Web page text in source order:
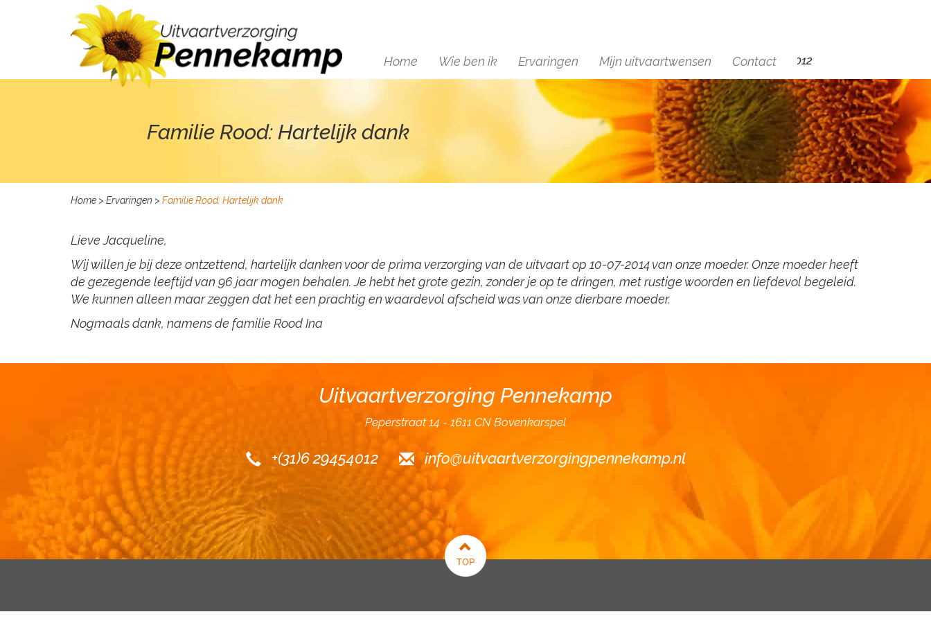
+(31)6 29454012
Home Wie ben ik Ervaringen Mijn uitvaartwensen Contact
Familie Rood: Hartelijk dank
Home > Ervaringen > Familie Rood: Hartelijk dank
Lieve Jacqueline,
Wij willen je bij deze ontzettend, hartelijk danken voor de prima verzorging van de uitvaart op 10-07-2014 van onze moeder. Onze moeder heeft
de gezegende leeftijd van 96 jaar mogen behalen. Je hebt het grote gezin, zonder je op te dringen, met rustige woorden en liefdevol begeleid.
We kunnen alleen maar zeggen dat het een prachtig en waardevol afscheid was van onze dierbare moeder.
Nogmaals dank, namens de familie Rood Ina
Uitvaartverzorging Pennekamp
Peperstraat 14 1611 CN Bovenkarspel
+(31)6 29454012 info@uitvaartverzorgingpennekamp.nl